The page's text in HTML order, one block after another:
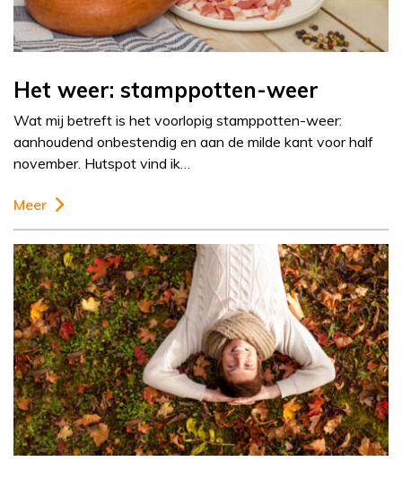
Het weer: stamppotten-weer
Wat mij betreft is het voorlopig stamppotten-weer:
aanhoudend onbestendig en aan de milde kant voor half
november. Hutspot vind ik…
Meer